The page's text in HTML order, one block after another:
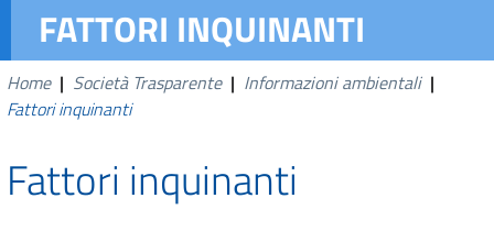
FATTORI INQUINANTI
Home | Società Trasparente | Informazioni ambientali |
Fattori inquinanti
Fattori inquinanti